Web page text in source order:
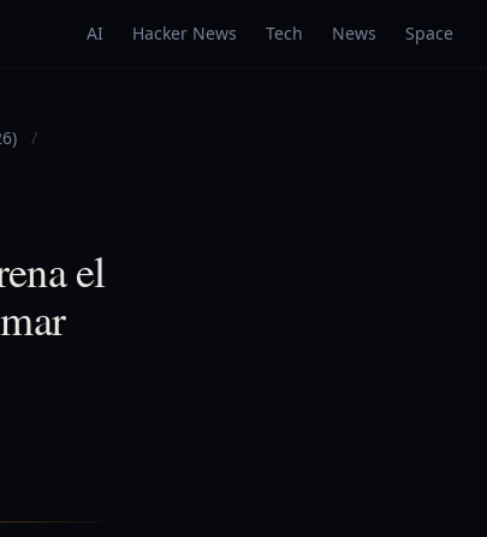
AI Hacker News Tech News Space
/
el